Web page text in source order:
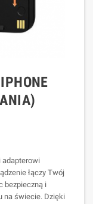
adapterowi
łączy Twój
bezpieczną i
na świecie. Dzięki